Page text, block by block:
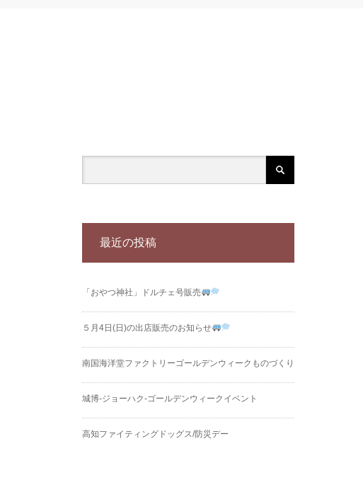
最近の投稿
「おやつ神社」ドルチェ号販売
５月4日(日)の出店販売のお知らせ
南国海洋堂ファクトリーゴールデンウィークものづくり
城博‐ジョーハク‐ゴールデンウィークイベント
高知ファイティングドッグス/防災デー